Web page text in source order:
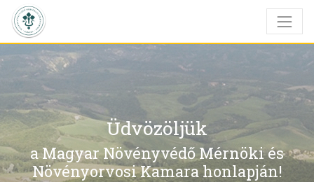
Üdvözöljük
a Magyar Növényvédő Mérnöki és
Növényorvosi Kamara honlapján!